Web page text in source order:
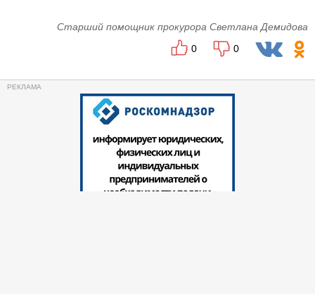
Старший помощник прокурора Светлана Демидова
0
0